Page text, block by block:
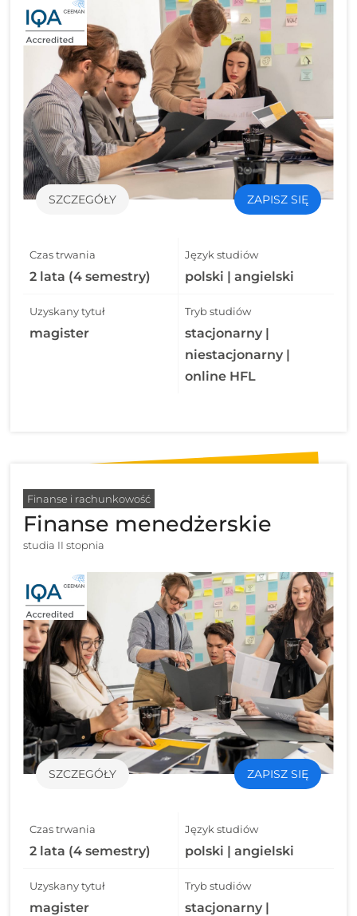
SZCZEGÓŁY ZAPISZ SIĘ
Czas trwania
2 lata (4 semestry)
Język studiów
polski | angielski
Uzyskany tytuł
magister
Tryb studiów
stacjonarny |
niestacjonarny |
online HFL
Finanse i rachunkowość
Finanse menedżerskie
studia II stopnia
SZCZEGÓŁY ZAPISZ SIĘ
Czas trwania
2 lata (4 semestry)
Język studiów
polski | angielski
Uzyskany tytuł
magister
Tryb studiów
stacjonarny |